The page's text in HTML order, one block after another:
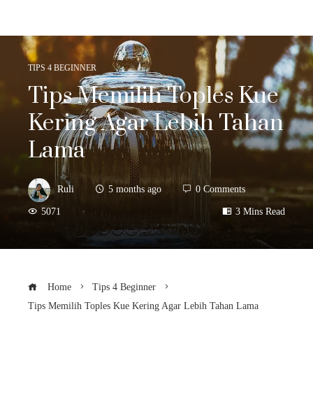
TIPS 4 BEGINNER
Tips Memilih Toples Kue
Kering Agar Lebih Tahan
Lama
Ruli 5 months ago 0 Comments
5071 3 Mins Read
Home
Tips 4 Beginner
Tips Memilih Toples Kue Kering Agar Lebih Tahan Lama